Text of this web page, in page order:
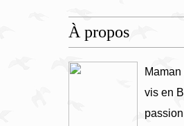
À propos
vis en